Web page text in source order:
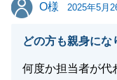
O様 2025年5月
どの方も親身にな
何度か担当者が代